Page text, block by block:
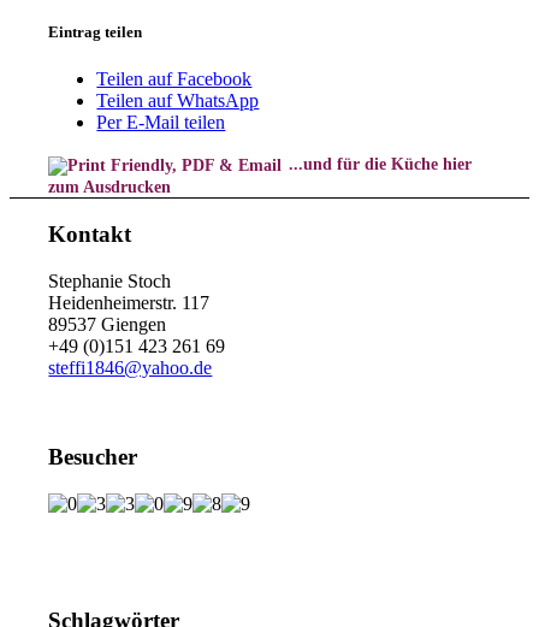
Eintrag teilen
Teilen auf Facebook
Teilen auf WhatsApp
Per E-Mail teilen
...und für die Küche hier
zum Ausdrucken
Kontakt
Stephanie Stoch
Heidenheimerstr. 117
89537 Giengen
+49 (0)151 423 261 69
steffi1846@yahoo.de
Besucher
Schlagwörter